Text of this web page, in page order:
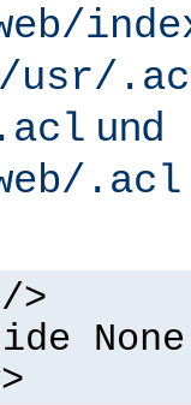
/usr/
und
.acl
>
None